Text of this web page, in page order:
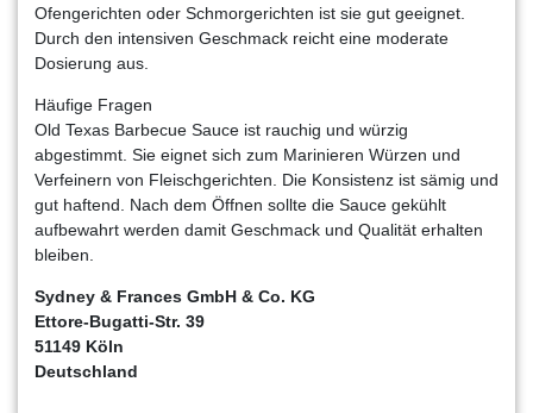
Ofengerichten oder Schmorgerichten ist sie gut geeignet.
Durch den intensiven Geschmack reicht eine moderate
Dosierung aus.
Häufige Fragen
Old Texas Barbecue Sauce ist rauchig und würzig
abgestimmt. Sie eignet sich zum Marinieren Würzen und
Verfeinern von Fleischgerichten. Die Konsistenz ist sämig und
gut haftend. Nach dem Öffnen sollte die Sauce gekühlt
aufbewahrt werden damit Geschmack und Qualität erhalten
bleiben.
Sydney & Frances GmbH & Co. KG
Ettore-Bugatti-Str. 39
51149 Köln
Deutschland